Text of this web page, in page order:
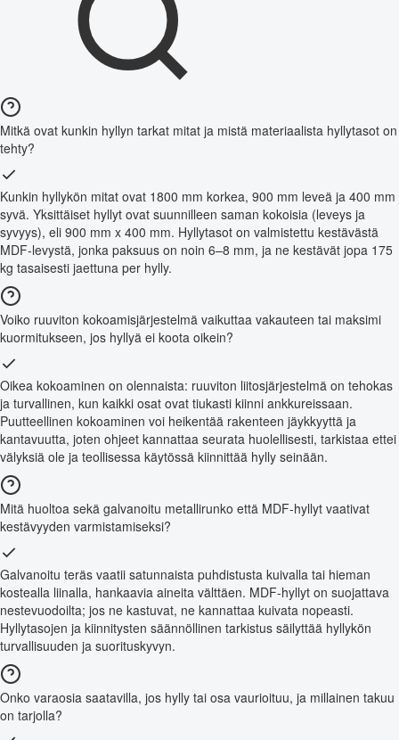
Mitkä ovat kunkin hyllyn tarkat mitat ja mistä materiaalista hyllytasot on
tehty?
Kunkin hyllykön mitat ovat 1800 mm korkea, 900 mm leveä ja 400 mm
syvä. Yksittäiset hyllyt ovat suunnilleen saman kokoisia (leveys ja
syvyys), eli 900 mm x 400 mm. Hyllytasot on valmistettu kestävästä
MDF-levystä, jonka paksuus on noin 6–8 mm, ja ne kestävät jopa 175
kg tasaisesti jaettuna per hylly.
Voiko ruuviton kokoamisjärjestelmä vaikuttaa vakauteen tai maksimi
kuormitukseen, jos hyllyä ei koota oikein?
Oikea kokoaminen on olennaista: ruuviton liitosjärjestelmä on tehokas
ja turvallinen, kun kaikki osat ovat tiukasti kiinni ankkureissaan.
Puutteellinen kokoaminen voi heikentää rakenteen jäykkyyttä ja
kantavuutta, joten ohjeet kannattaa seurata huolellisesti, tarkistaa ettei
välyksiä ole ja teollisessa käytössä kiinnittää hylly seinään.
Mitä huoltoa sekä galvanoitu metallirunko että MDF-hyllyt vaativat
kestävyyden varmistamiseksi?
Galvanoitu teräs vaatii satunnaista puhdistusta kuivalla tai hieman
kostealla liinalla, hankaavia aineita välttäen. MDF-hyllyt on suojattava
nestevuodoilta; jos ne kastuvat, ne kannattaa kuivata nopeasti.
Hyllytasojen ja kiinnitysten säännöllinen tarkistus säilyttää hyllykön
turvallisuuden ja suorituskyvyn.
Onko varaosia saatavilla, jos hylly tai osa vaurioituu, ja millainen takuu
on tarjolla?